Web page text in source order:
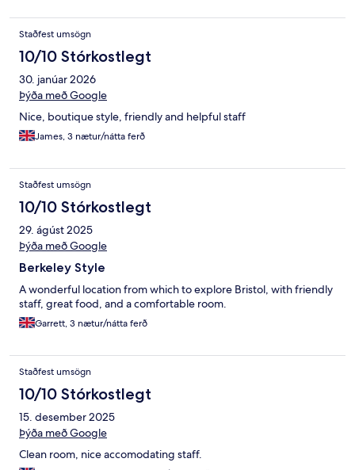
Staðfest umsögn
10/10 Stórkostlegt
30. janúar 2026
Þýða með Google
Nice, boutique style, friendly and helpful staff
James, 3 nætur/nátta ferð
Staðfest umsögn
10/10 Stórkostlegt
29. ágúst 2025
Þýða með Google
Berkeley Style
A wonderful location from which to explore Bristol, with friendly
staff, great food, and a comfortable room.
Garrett, 3 nætur/nátta ferð
Staðfest umsögn
10/10 Stórkostlegt
15. desember 2025
Þýða með Google
Clean room, nice accomodating staff.